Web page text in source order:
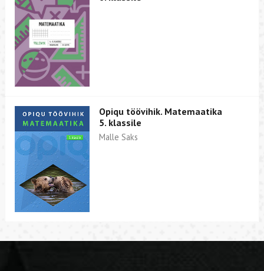
Opiqu töövihik. Matemaatika
5. klassile
Malle Saks